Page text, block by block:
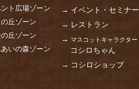
ト広場ゾーン
丘ゾーン
丘ゾーン
いの森ゾーン
→ イベント・セミナー
→ レストラン
→ マスコットキャラクター
コシロちゃん
→ コシロショップ